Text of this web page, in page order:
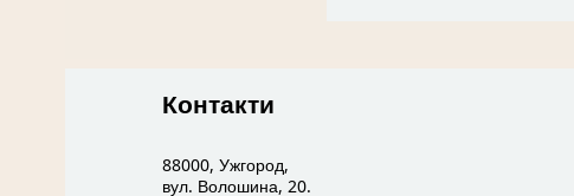
Контакти
88000, Ужгород,
вул. Волошина, 20.